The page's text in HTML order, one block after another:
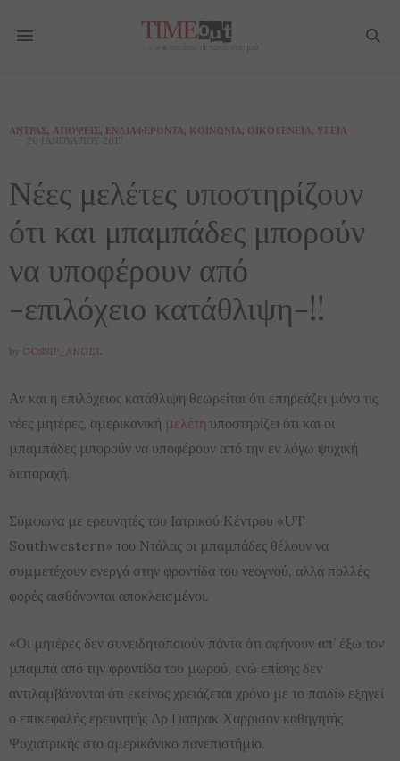
ΆΝΤΡΑΣ, ΑΠΌΨΕΙΣ, ΕΝΔΙΑΦΈΡΟΝΤΑ, ΚΟΙΝΩΝΊΑ, ΟΙΚΟΓΈΝΕΙΑ, ΥΓΕΊΑ
20 ΙΑΝΟΥΑΡΊΟΥ 2017
Νέες μελέτες υποστηρίζουν
ότι και μπαμπάδες μπορούν
να υποφέρουν από
-επιλόχειο κατάθλιψη-!!
by GOSSIP_ANGEL
Αν και η επιλόχειος κατάθλιψη θεωρείται ότι επηρεάζει μόνο τις
νέες μητέρες, αμερικανική μελέτη υποστηρίζει ότι και οι
μπαμπάδες μπορούν να υποφέρουν από την εν λόγω ψυχική
διαταραχή.
Σύμφωνα με ερευνητές του Ιατρικού Κέντρου «UT
Southwestern» του Ντάλας οι μπαμπάδες θέλουν να
συμμετέχουν ενεργά στην φροντίδα του νεογνού, αλλά πολλές
φορές αισθάνονται αποκλεισμένοι.
«Οι μητέρες δεν συνειδητοποιούν πάντα ότι αφήνουν απ’ έξω τον
μπαμπά από την φροντίδα του μωρού, ενώ επίσης δεν
αντιλαμβάνονται ότι εκείνος χρειάζεται χρόνο με το παιδί» εξηγεί
ο επικεφαλής ερευνητής Δρ Γιαπρακ Χαρρισον καθηγητής
Ψυχιατρικής στο αμερικάνικο πανεπιστήμιο.